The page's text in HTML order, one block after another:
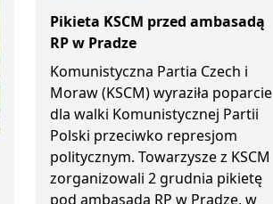
Pikieta KSCM przed ambasadą
RP w Pradze
Komunistyczna Partia Czech i
Moraw (KSCM) wyraziła poparcie
dla walki Komunistycznej Partii
Polski przeciwko represjom
politycznym. Towarzysze z KSCM
zorganizowali 2 grudnia pikietę
pod ambasadą RP w Pradze, w